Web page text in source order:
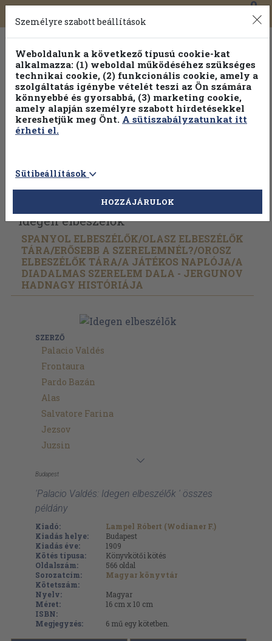
Toggle
navigation
0
Vissza az előző oldalra Válasszon példányt
Idegen elbeszélők
SPANYOL ELBESZÉLŐK/OLASZ ELBESZÉLŐK
TÁRA/ERŐSEBB A SZERELEMNÉL?/OROSZ
ELBESZÉLŐK TÁRA/A JÁTÉKOS NAPLÓJA/A
DIADALMAS SZERELEM DALA - JERGUNOV
HADNAGY HISTÓRIÁJA
SZERZŐ
Palacio Valdés
Frontaura
Pardo Bazán
Alas
Salvatore Farina
Jezsov
Juzsin
Budapest
'Palacio Valdés: Idegen elbeszélők ' összes
példány
Kiadó:
Lampel Róbert (Wodianer F.)
Kiadás helye:
Budapest
Kiadás éve:
1909
Kötés típusa:
Könyvkötői kötés
Oldalszám:
566 oldal
Sorozatcím:
Magyar könyvtár
Kötetszám:
Nyelv:
Magyar
Méret:
16 cm x 10 cm
ISBN:
Megjegyzés:
6 mű egy kötetben.
Személyre szabott beállítások
Weboldalunk a következő típusú cookie-kat
alkalmazza: (1) weboldal működéséhez szükséges
technikai cookie, (2) funkcionális cookie, amely a
szolgáltatás igénybe vételét teszi az Ön számára
könnyebbé és gyorsabbá, (3) marketing cookie,
amely alapján személyre szabott hirdetésekkel
kereshetjük meg Önt. A sütiszabályzatunkat itt
érheti el.
Sütibeállítások
HOZZÁJÁRULOK